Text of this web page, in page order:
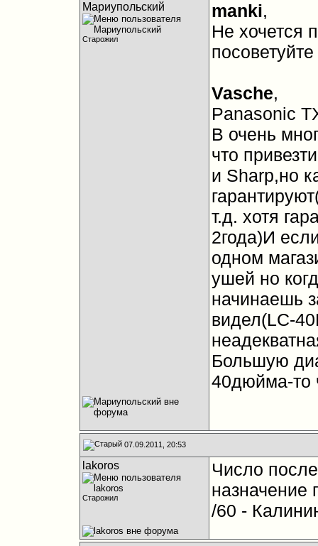
Мариупольский
Старожил
manki,
Не хочется
Vasche,
Panasonic
В очень
что
и Sharp,но
т.д. хотя
2года)И
одном
ушей но
начинаешь
видел(LC-
Большую
40дюйма-то
07.09.2011, 20:53
lakoros
Старожил
Число
назначение
/60 -